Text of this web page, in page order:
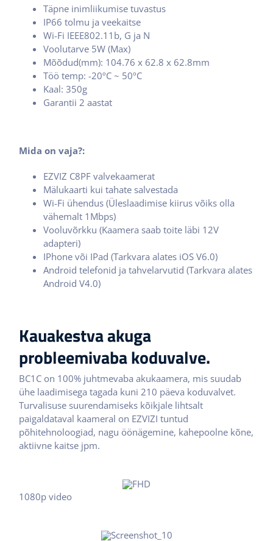
Täpne inimliikumise tuvastus
IP66 tolmu ja veekaitse
Wi-Fi IEEE802.11b, G ja N
Voolutarve 5W (Max)
Mõõdud(mm): 104.76 x 62.8 x 62.8mm
Töö temp: -20ºC ~ 50ºC
Kaal: 350g
Garantii 2 aastat
Mida on vaja?:
EZVIZ C8PF valvekaamerat
Mälukaarti kui tahate salvestada
Wi-Fi ühendus (Üleslaadimise kiirus võiks olla
vähemalt 1Mbps)
Vooluvõrkku (Kaamera saab toite läbi 12V
adapteri)
IPhone või IPad (Tarkvara alates iOS V6.0)
Android telefonid ja tahvelarvutid (Tarkvara alates
Android V4.0)
Kauakestva akuga
probleemivaba koduvalve.
BC1C on 100% juhtmevaba akukaamera, mis suudab
ühe laadimisega tagada kuni 210 päeva koduvalvet.
Turvalisuse suurendamiseks kõikjale lihtsalt
paigaldataval kaameral on EZVIZI tuntud
põhitehnoloogiad, nagu öönägemine, kahepoolne kõne,
aktiivne kaitse jpm.
1080p video